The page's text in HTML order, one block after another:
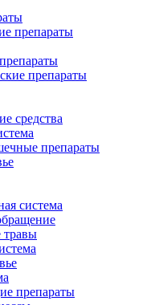
препараты
препараты
средства
препараты
система
травы
препараты